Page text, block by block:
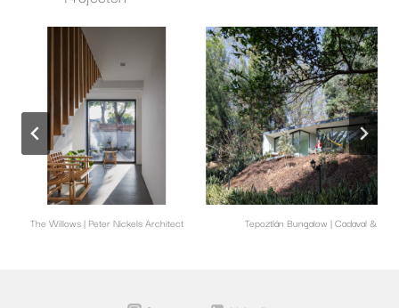
The Willows | Peter Nickels Architect Tepoztlán Bungalow | Cadaval &